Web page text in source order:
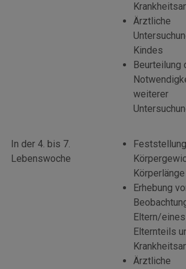
Ärztliche
Kindes
Beurteilung
weiterer
In der 4. bis 7.
Lebenswoche
Körperlänge
Erhebung
Eltern/eines
Elternteils
Ärztliche